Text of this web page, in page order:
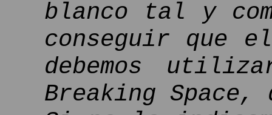
blanco tal y
conseguir que
debemos
Breaking